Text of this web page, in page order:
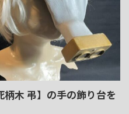
木 弔】の手の飾り台を